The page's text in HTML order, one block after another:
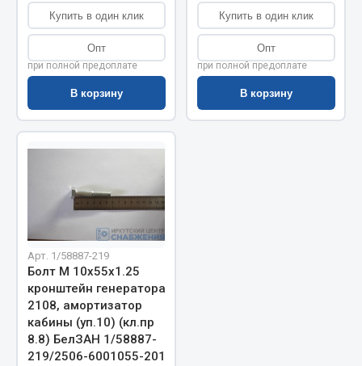
Вилки нагрузочные
Выключатели и переключатели клавишные
Выключатели кнопочные
Выключатель массы
Изолента
Показать ещё
Запчасти на полуприцепы
Амортизаторы для полуприцепов
Весь раздел
Запчасти КамАЗ
Купить в один клик
Опт
при полной предоплате
В корзину
Купить в один клик
Опт
при полной предоплате
В корзину
Арт. 1/58887-219
Болт М 10х55х1.25
кронштейн генератора
2108, амортизатор
кабины (уп.10) (кл.пр
8.8) БелЗАН 1/58887-
219/2506-6001055-201